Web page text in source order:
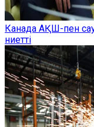
Канада АҚШ-пен
ниетті